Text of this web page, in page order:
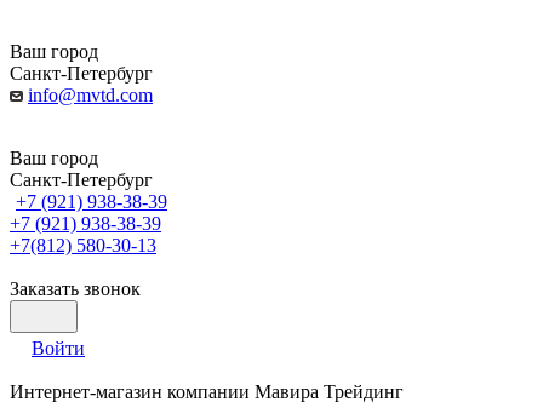
Ваш город
Санкт-Петербург
info@mvtd.com
Ваш город
Санкт-Петербург
+7 (921) 938-38-39
+7 (921) 938-38-39
+7(812) 580-30-13
Заказать звонок
Войти
Интернет-магазин компании Мавира Трейдинг